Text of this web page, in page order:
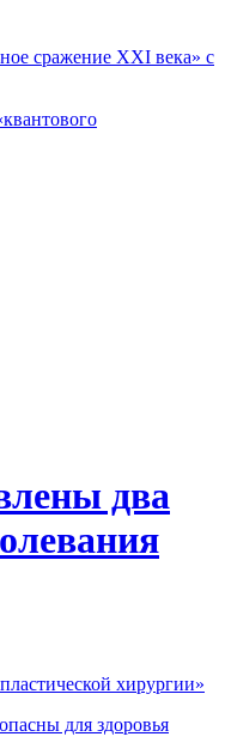
сражение XXI века» с
два
хирургии»
для здоровья